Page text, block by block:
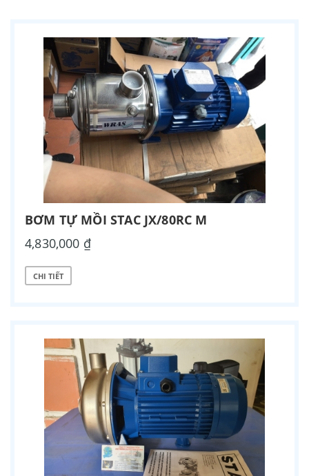
BƠM TỰ MỒI STAC JX/80RC M
4,830,000 ₫
CHI TIẾT